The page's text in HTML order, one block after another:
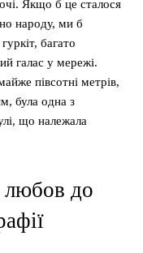
Якщо б це сталося
народу, ми б
багато
галас у мережі.
півсотні метрів,
була одна з
що належала
любов до